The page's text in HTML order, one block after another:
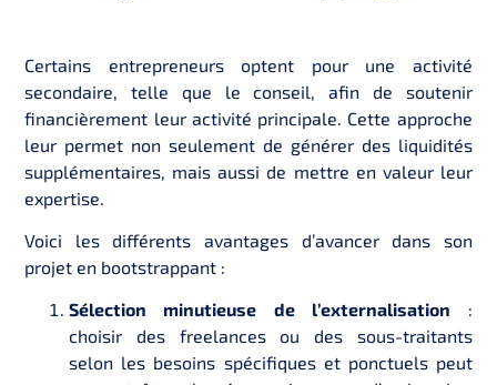
Certains entrepreneurs optent pour une activité
secondaire, telle que le conseil, afin de soutenir
financièrement leur activité principale. Cette approche
leur permet non seulement de générer des liquidités
supplémentaires, mais aussi de mettre en valeur leur
expertise.
Voici les différents avantages d’avancer dans son
projet en bootstrappant :
Sélection minutieuse de l’externalisation :
choisir des freelances ou des sous-traitants
selon les besoins spécifiques et ponctuels peut